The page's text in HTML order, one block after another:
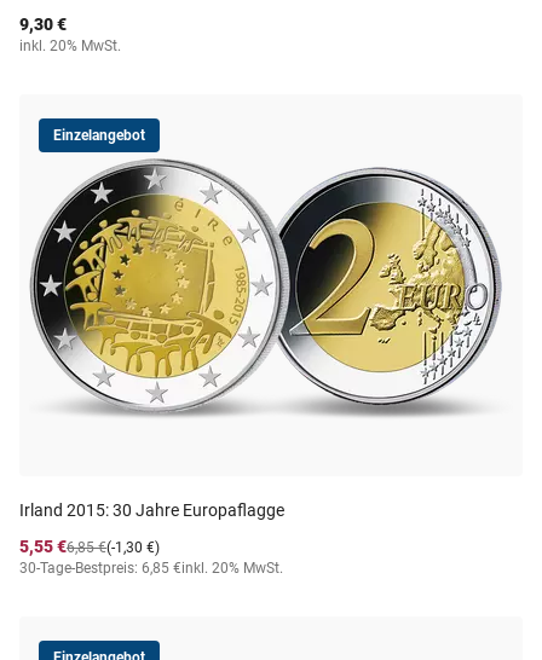
9,30 €
inkl. 20% MwSt.
Einzelangebot
Irland 2015: 30 Jahre Europaflagge
5,55 €
(-1,30 €)
6,85 €
30-Tage-Bestpreis: 6,85 €inkl. 20% MwSt.